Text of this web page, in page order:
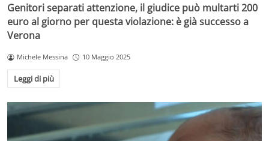
Genitori separati attenzione, il giudice può multarti 200
euro al giorno per questa violazione: è già successo a
Verona
Michele Messina 10 Maggio 2025
Leggi di più